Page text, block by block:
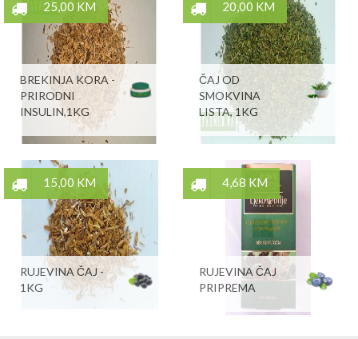
25,00 KM
BREKINJA KORA -
PRIRODNI
INSULIN,1KG
20,00 KM
ČAJ OD
SMOKVINA
LISTA, 1KG
15,00 KM
RUJEVINA ČAJ -
1KG
4,68 KM
RUJEVINA ČAJ
PRIPREMA